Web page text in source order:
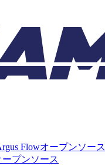
Flowオープンソース
ープンソース